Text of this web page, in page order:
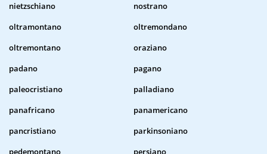
nietzschiano
nostrano
oltramontano
oltremondano
oltremontano
oraziano
padano
pagano
paleocristiano
palladiano
panafricano
panamericano
pancristiano
parkinsoniano
pedemontano
persiano